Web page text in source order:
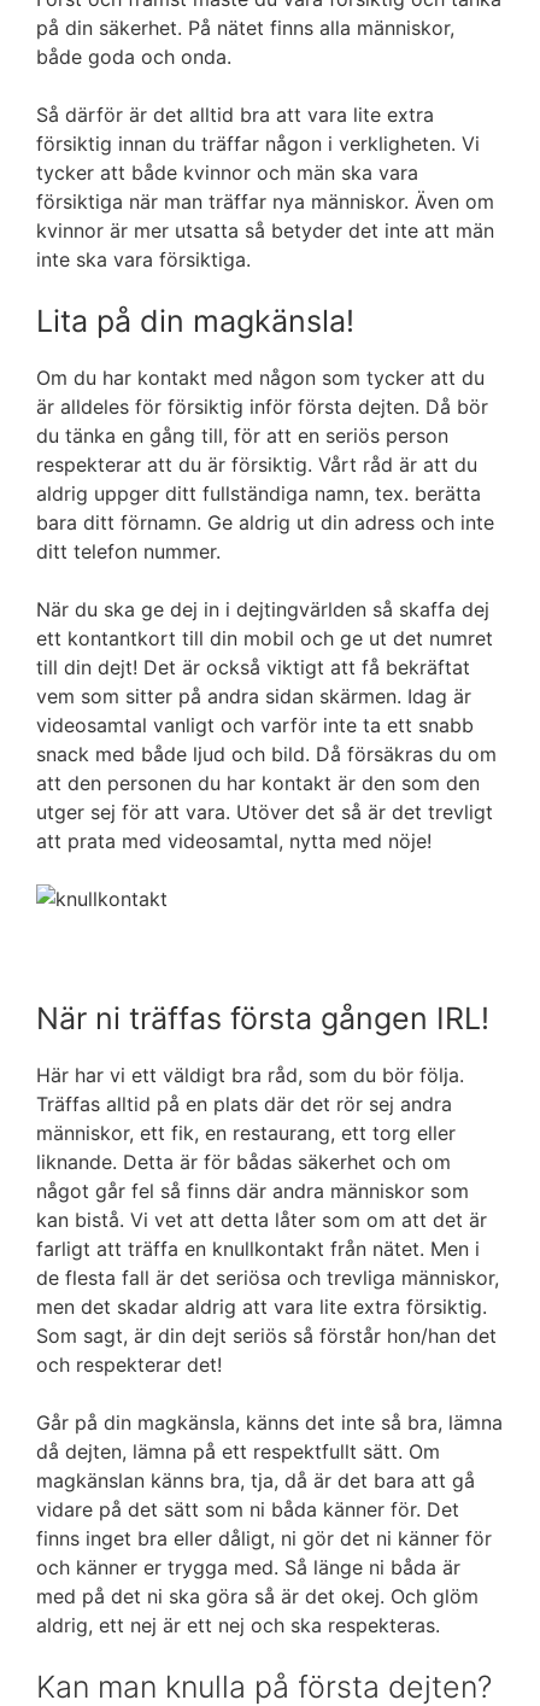
på din säkerhet. På nätet finns alla människor,
både goda och onda.
Så därför är det alltid bra att vara lite extra
försiktig innan du träffar någon i verkligheten. Vi
tycker att både kvinnor och män ska vara
försiktiga när man träffar nya människor. Även om
kvinnor är mer utsatta så betyder det inte att män
inte ska vara försiktiga.
Lita på din magkänsla!
Om du har kontakt med någon som tycker att du
är alldeles för försiktig inför första dejten. Då bör
du tänka en gång till, för att en seriös person
respekterar att du är försiktig. Vårt råd är att du
aldrig uppger ditt fullständiga namn, tex. berätta
bara ditt förnamn. Ge aldrig ut din adress och inte
ditt telefon nummer.
När du ska ge dej in i dejtingvärlden så skaffa dej
ett kontantkort till din mobil och ge ut det numret
till din dejt! Det är också viktigt att få bekräftat
vem som sitter på andra sidan skärmen. Idag är
videosamtal vanligt och varför inte ta ett snabb
snack med både ljud och bild. Då försäkras du om
att den personen du har kontakt är den som den
utger sej för att vara. Utöver det så är det trevligt
att prata med videosamtal, nytta med nöje!
När ni träffas första gången IRL!
Här har vi ett väldigt bra råd, som du bör följa.
Träffas alltid på en plats där det rör sej andra
människor, ett fik, en restaurang, ett torg eller
liknande. Detta är för bådas säkerhet och om
något går fel så finns där andra människor som
kan bistå. Vi vet att detta låter som om att det är
farligt att träffa en knullkontakt från nätet. Men i
de flesta fall är det seriösa och trevliga människor,
men det skadar aldrig att vara lite extra försiktig.
Som sagt, är din dejt seriös så förstår hon/han det
och respekterar det!
Går på din magkänsla, känns det inte så bra, lämna
då dejten, lämna på ett respektfullt sätt. Om
magkänslan känns bra, tja, då är det bara att gå
vidare på det sätt som ni båda känner för. Det
finns inget bra eller dåligt, ni gör det ni känner för
och känner er trygga med. Så länge ni båda är
med på det ni ska göra så är det okej. Och glöm
aldrig, ett nej är ett nej och ska respekteras.
Kan man knulla på första dejten?